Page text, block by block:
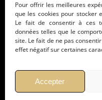
Pour offrir les meilleures
que les cookies pour stocker
Le fait de consentir à ces
données telles que le
site. Le fait de ne pas
effet négatif sur certaines
Accepter